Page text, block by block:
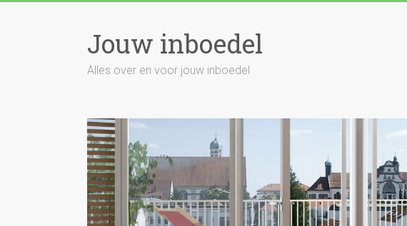
Jouw inboedel
Alles over en voor jouw inboedel